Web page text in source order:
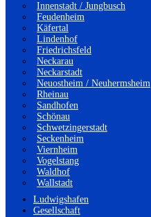
Innenstadt / Jungbusch
Feudenheim
Käfertal
Lindenhof
Friedrichsfeld
Neckarau
Neckarstadt
Neuostheim / Neuhermsheim
Rheinau
Sandhofen
Schönau
Schwetzingerstadt
Seckenheim
Viernheim
Vogelstang
Waldhof
Wallstadt
Ludwigshafen
Gesellschaft